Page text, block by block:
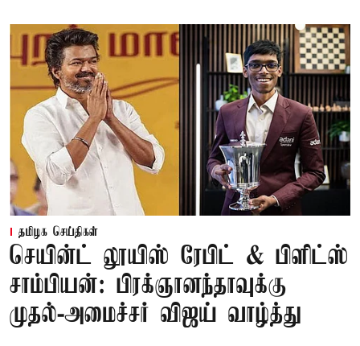
தமிழக செய்திகள்
செயின்ட் லூயிஸ் ரேபிட் & பிளிட்ஸ்
சாம்பியன்: பிரக்ஞானந்தாவுக்கு
முதல்-அமைச்சர் விஜய் வாழ்த்து